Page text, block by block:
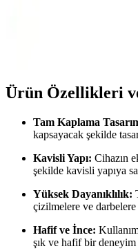
Ürün Özellikleri
Tam Kaplama
kapsayacak şekilde
Kavisli Yapı: Cihazın
şekilde kavisli yapıya
Yüksek Dayanıklılık:
çizilmelere ve
Hafif ve İnce: Kullanım
şık ve hafif bir deneyim